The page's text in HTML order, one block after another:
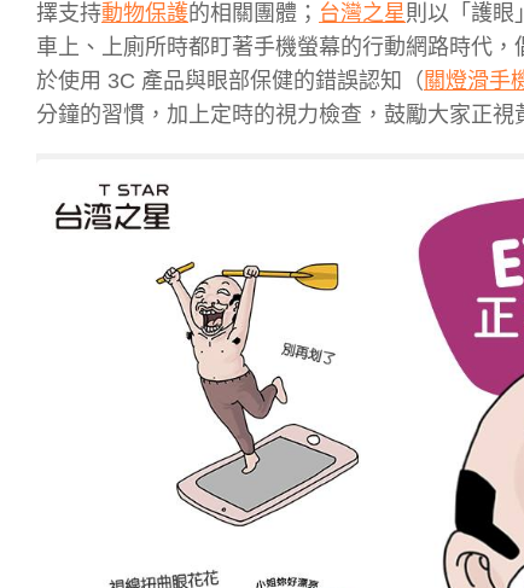
擇支持動物保護的相關團體； 台灣之星則以「護眼
車上、上廁所時都盯著手機螢幕的行動網路時代
於使用 3C 產品與眼部保健的錯誤認知（ 關燈滑手
分鐘的習慣，加上定時的視力檢查，鼓勵大家正視